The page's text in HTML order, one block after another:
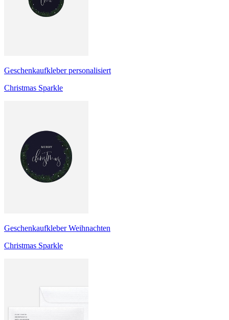
Geschenkaufkleber personalisiert
Christmas Sparkle
Geschenkaufkleber Weihnachten
Christmas Sparkle